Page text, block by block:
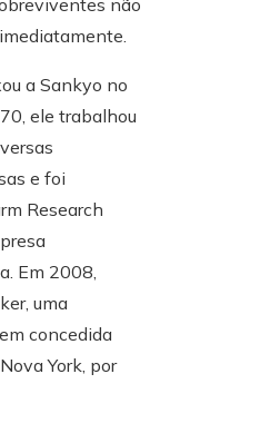
não
a Sankyo no
ele trabalhou
e foi
Research
Em 2008,
uma
concedida
York, por